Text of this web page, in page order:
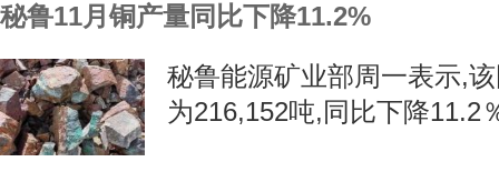
秘鲁11月铜产量同比下降11.2%
秘鲁能源矿业部周一表示,
为216,152吨,同比下降11.2